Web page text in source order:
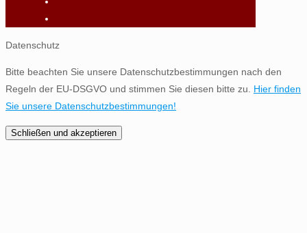
Datenschutz
Bitte beachten Sie unsere Datenschutzbestimmungen nach den
Regeln der EU-DSGVO und stimmen Sie diesen bitte zu. Hier finden
Sie unsere Datenschutzbestimmungen!
Schließen und akzeptieren